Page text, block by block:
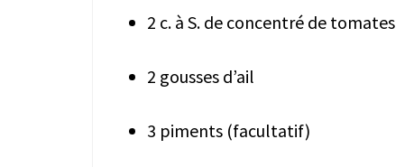
2 c. à S. de concentré de tomates
2 gousses d’ail
3 piments (facultatif)